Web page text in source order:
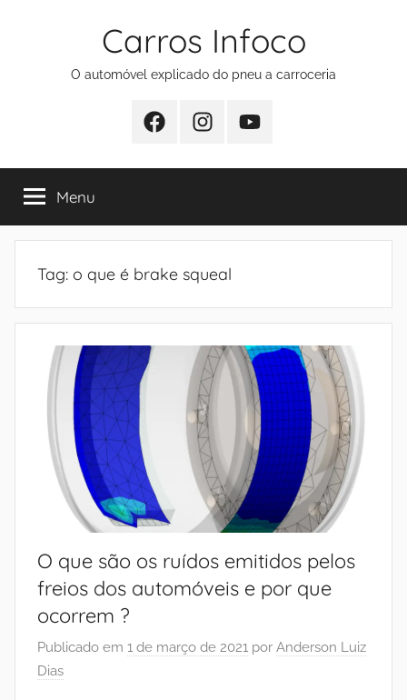
Carros Infoco
O automóvel explicado do pneu a carroceria
FacebookInstagramYoutube
Menu
Tag: o que é brake squeal
O que são os ruídos emitidos pelos
freios dos automóveis e por que
ocorrem ?
Publicado em 1 de março de 2021 por Anderson Luiz
Dias